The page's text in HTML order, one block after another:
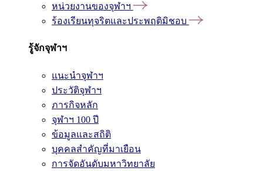
หน่วยงานของจุฬาฯ
ร้องเรียนทุจริตและประพฤติมิชอบ
รู้จักจุฬาฯ
แนะนำจุฬาฯ
ประวัติจุฬาฯ
ภารกิจหลัก
จุฬาฯ 100 ปี
ข้อมูลและสถิติ
บุคคลสำคัญที่มาเยือน
การจัดอันดับมหาวิทยาลัย